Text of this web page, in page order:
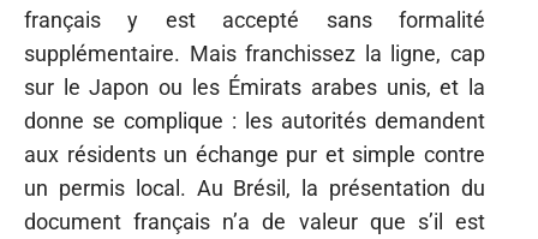
français y est accepté sans formalité
supplémentaire. Mais franchissez la ligne, cap
sur le Japon ou les Émirats arabes unis, et la
donne se complique : les autorités demandent
aux résidents un échange pur et simple contre
un permis local. Au Brésil, la présentation du
document français n’a de valeur que s’il est